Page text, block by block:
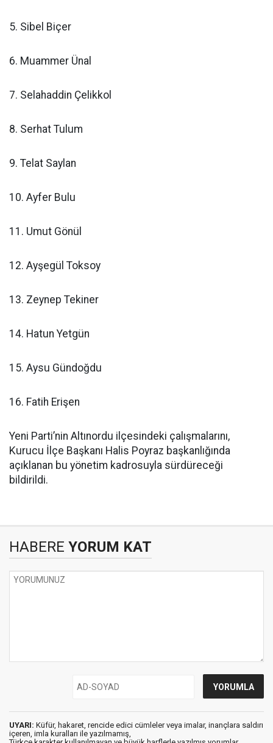
5. Sibel Biçer
6. Muammer Ünal
7. Selahaddin Çelikkol
8. Serhat Tulum
9. Telat Saylan
10. Ayfer Bulu
11. Umut Gönül
12. Ayşegül Toksoy
13. Zeynep Tekiner
14. Hatun Yetgün
15. Aysu Gündoğdu
16. Fatih Erişen
Yeni Parti’nin Altınordu ilçesindeki çalışmalarını,
Kurucu İlçe Başkanı Halis Poyraz başkanlığında
açıklanan bu yönetim kadrosuyla sürdüreceği
bildirildi.
HABERE YORUM KAT
UYARI: Küfür, hakaret, rencide edici cümleler veya imalar, inançlara saldırı
içeren, imla kuralları ile yazılmamış,